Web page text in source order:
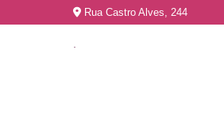
Rua Castro Alves, 244